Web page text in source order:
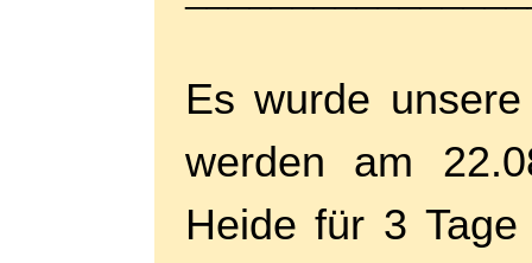
Es wurde
werden am
Heide für 3